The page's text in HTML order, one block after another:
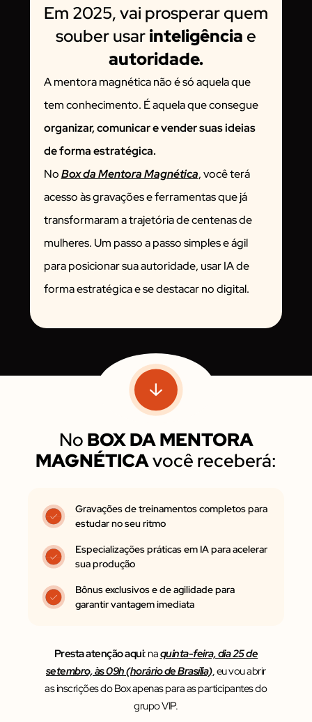
Em 2025, vai prosperar quem
souber usarinteligênciae
autoridade.
A mentora magnética não é só aquela que
tem conhecimento. É aquela que consegue
organizar, comunicar e vender suas ideias
de forma estratégica.
NoBox da Mentora Magnética, você terá
acesso às gravações e ferramentas que já
transformaram a trajetória de centenas de
mulheres. Um passo a passo simples e ágil
para posicionar sua autoridade, usar IA de
forma estratégica e se destacar no digital.
No BOX DA MENTORA
MAGNÉTICAvocê receberá:
Gravações de treinamentos completos para
estudar no seu ritmo
Especializações práticas em IA para acelerar
sua produção
Bônus exclusivos e de agilidade para
garantir vantagem imediata
Presta atenção aqui: naquinta-feira, dia 25 de
setembro, às 09h (horário de Brasília), eu vou abrir
as inscrições do Box apenas para as participantes do
grupo VIP.